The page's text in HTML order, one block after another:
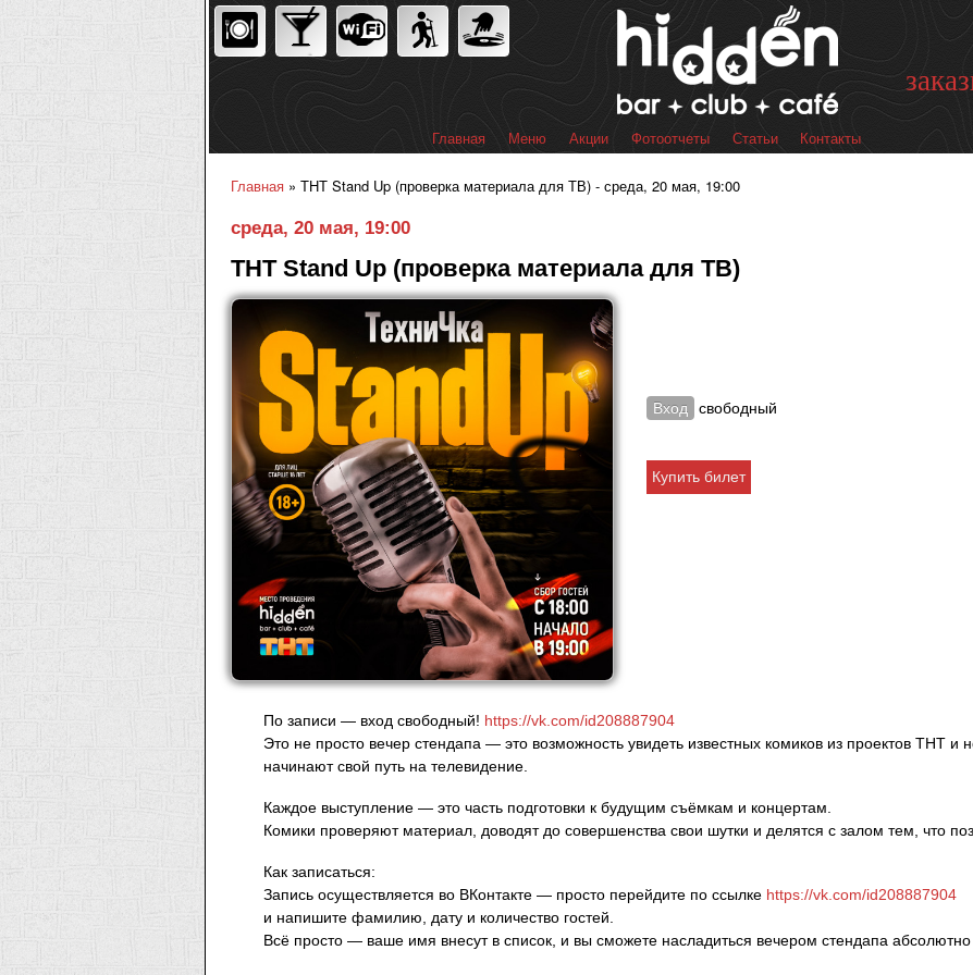
Перейти к
основному
содержанию
Главное меню
Главная Меню Акции Фотоотчеты Статьи Контакты
Главная » ТНТ Stand Up (проверка материала для ТВ) - среда, 20 мая, 19:00
среда, 20 мая, 19:00
ТНТ Stand Up (проверка материала для ТВ)
Вход свободный
Купить билет
По записи — вход свободный! https://vk.com/id208887904
Это не просто вечер стендапа — это возможность увидеть известных комиков из проектов ТНТ и
начинают свой путь на телевидение.
Каждое выступление — это часть подготовки к будущим съёмкам и концертам.
Комики проверяют материал, доводят до совершенства свои шутки и делятся с залом тем, что
Как записаться:
Запись осуществляется во ВКонтакте — просто перейдите по ссылке https://vk.com/id208887904
и напишите фамилию, дату и количество гостей.
Всё просто — ваше имя внесут в список, и вы сможете насладиться вечером стендапа абсолютно